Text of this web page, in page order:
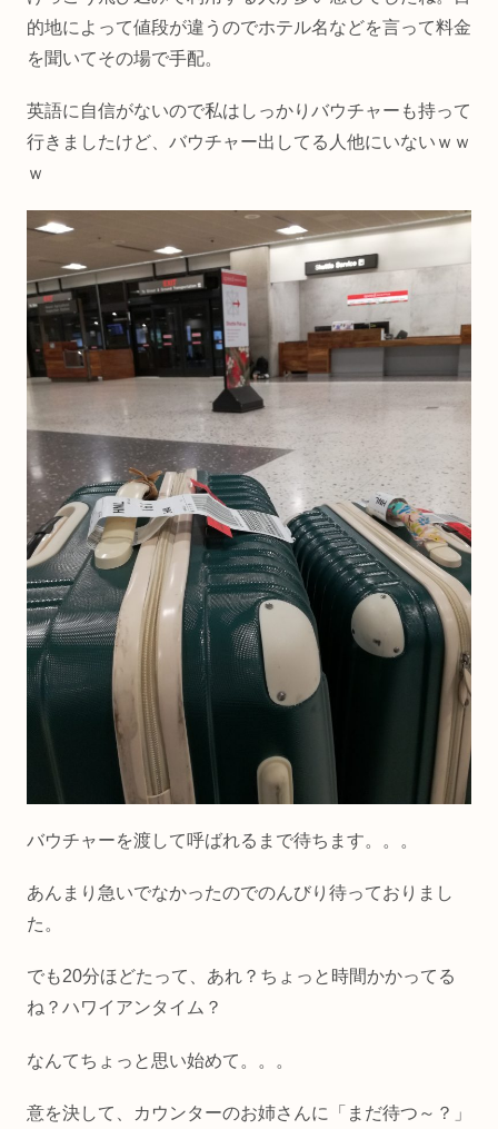
的地によって値段が違うのでホテル名などを言って料金
を聞いてその場で手配。
英語に自信がないので私はしっかりバウチャーも持って
行きましたけど、バウチャー出してる人他にいないｗｗ
ｗ
バウチャーを渡して呼ばれるまで待ちます。。。
あんまり急いでなかったのでのんびり待っておりまし
た。
でも20分ほどたって、あれ？ちょっと時間かかってる
ね？ハワイアンタイム？
なんてちょっと思い始めて。。。
意を決して、カウンターのお姉さんに「まだ待つ～？」